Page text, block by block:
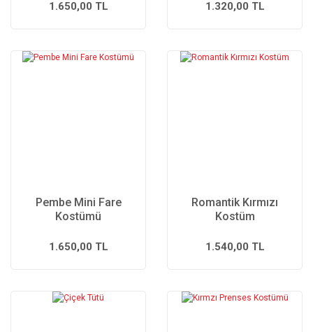
1.650,00 TL 1.320,00 TL
Pembe Mini Fare
Kostümü
1.650,00 TL
Romantik Kırmızı
Kostüm
1.540,00 TL